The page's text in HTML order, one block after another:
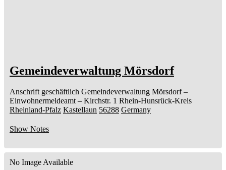
Gemeindeverwaltung Mörsdorf
Anschrift geschäftlich Gemeindeverwaltung Mörsdorf –
Einwohnermeldeamt – Kirchstr. 1 Rhein-Hunsrück-Kreis
Rheinland-Pfalz Kastellaun 56288 Germany
Show Notes
No Image Available